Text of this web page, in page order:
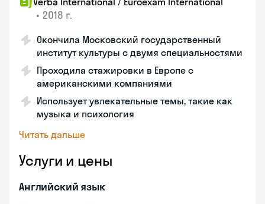
• 2018 г.
Окончила Московский государственный
институт культуры с двумя специальностями
Проходила стажировки в Европе с
американскими компаниями
Использует увлекательные темы, такие как
музыка и психология
Читать дальше
Услуги и цены
Английский язык